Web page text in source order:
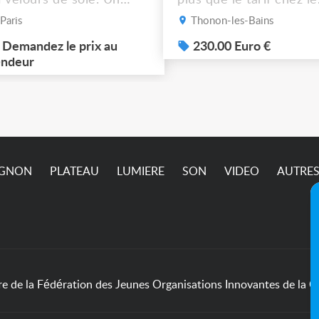
de scène rouge, un
dossier en photos. À
à Ivry-sur-Seine
jusqu'à ce vendredi 7
Paris
Demandez le prix au
récupérateur Mais
sup sur demande ça ne
passe pas sur l’annonce
Thonon-les-Bains
230.00 Euro €
PLATEAU LUMIERE SON VIDEO AUTRES
de la Fédération des Jeunes Organisations Innovantes de la